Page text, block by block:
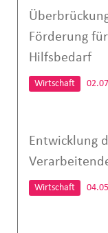
Förderung
Hilfsbedarf
Wirtschaft
Entwicklung
Wirtschaft